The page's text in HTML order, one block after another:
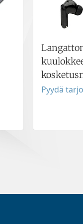
Pyydä